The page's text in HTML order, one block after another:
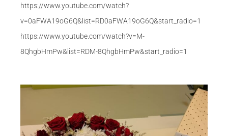
https://www.youtube.com/watch?
v=0aFWA19oG6Q&list=RD0aFWA19oG6Q&start_radio=1
https://www.youtube.com/watch?v=M-
8QhgbHmPw&list=RDM-8QhgbHmPw&start_radio=1